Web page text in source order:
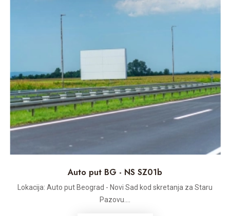
Auto put BG - NS SZ01b
Lokacija: Auto put Beograd - Novi Sad kod skretanja za Staru
Pazovu....